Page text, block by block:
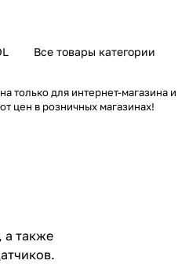
Все товары категории
только для интернет-магазина и
цен в розничных магазинах!
а также